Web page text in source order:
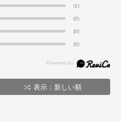
(1)
(0)
(0)
(0)
表示：新しい順